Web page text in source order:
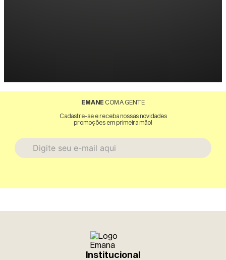
EMANE COM A GENTE
Cadastre-se e receba nossas novidades
promoções em primeira mão!
* Ao enviar esse formulário, você confirma ter 18 anos ou mais.
* Estou de acordo com a coleta e uso dos dados fornecidos para
as finalidades aqui descritas.Institucional